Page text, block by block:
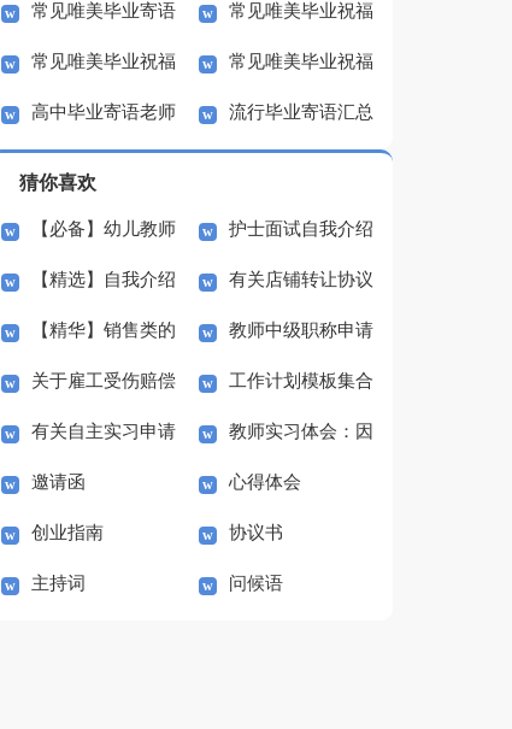
4篇
常见唯美毕业寄语
（精选40句）
常见唯美毕业祝福
寄语大全100句
常见唯美毕业祝福
寄语汇总90句精选
常见唯美毕业祝福
寄语汇总50句
高中毕业寄语老师 流行毕业寄语汇总
猜你喜欢
【必备】幼儿教师
培训总结集合5篇
护士面试自我介绍
(汇编15篇)
【精选】自我介绍
的作文300字集锦八篇
有关店铺转让协议
书3篇
【精华】销售类的
实习报告锦集六篇
教师中级职称申请
书
关于雇工受伤赔偿
协议书范本（精选3
篇）
工作计划模板集合
七篇
有关自主实习申请
书3篇
教师实习体会：因
材施教
邀请函 心得体会
创业指南 协议书
主持词 问候语